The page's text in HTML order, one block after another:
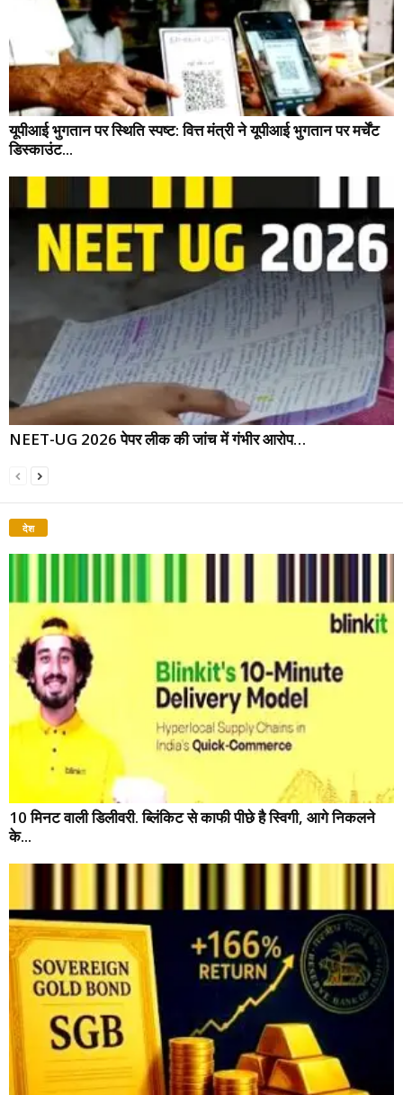
यूपीआई भुगतान पर स्थिति स्पष्ट: वित्त मंत्री ने यूपीआई भुगतान पर मर्चेंट
डिस्काउंट...
NEET-UG 2026 पेपर लीक की जांच में गंभीर आरोप…
देश
10 मिनट वाली डिलीवरी. ब्लिंकिट से काफी पीछे है स्विगी, आगे निकलने
के...